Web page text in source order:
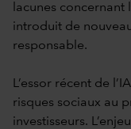
lacunes concernant
introduit de
responsable.
L’essor récent de
risques sociaux au
investisseurs.